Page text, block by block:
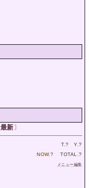
最新〕
T.? Y.?
NOW.? TOTAL.?
メニュー編集